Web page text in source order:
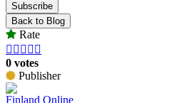
Subscribe
Back to Blog
Rate
    
0 votes
Publisher
Finland Online